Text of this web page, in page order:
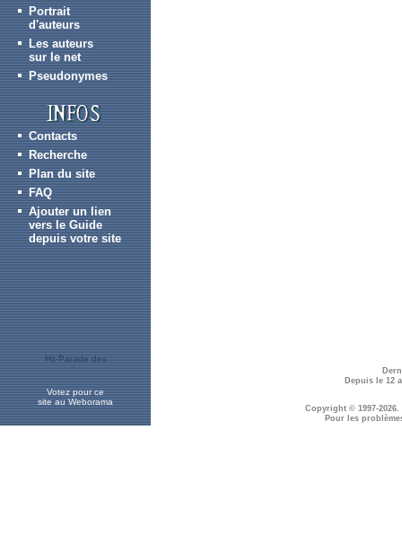
Portrait
d'auteurs
Les auteurs
sur le net
Pseudonymes
Contacts
Recherche
Plan du site
FAQ
Ajouter un lien
vers le Guide
depuis votre site
Votez pour ce
site au Weborama
Depuis le 12
Copyright © 1997-2026.
Pour les